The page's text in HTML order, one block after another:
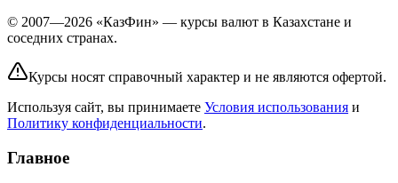
© 2007—2026 «КазФин» — курсы валют в Казахстане и
соседних странах.
Курсы носят справочный характер и не являются офертой.
Используя сайт, вы принимаете Условия использования и
Политику конфиденциальности.
Главное